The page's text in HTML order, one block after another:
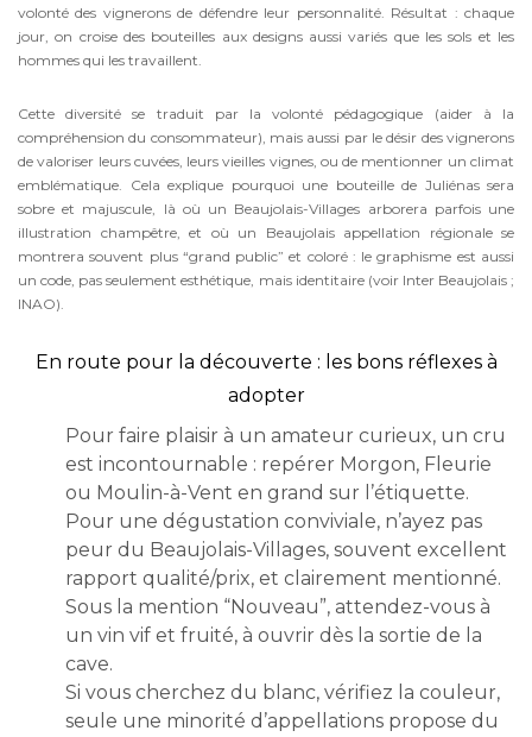
volonté des vignerons de défendre leur personnalité. Résultat : chaque
jour, on croise des bouteilles aux designs aussi variés que les sols et les
hommes qui les travaillent.
Cette diversité se traduit par la volonté pédagogique (aider à la
compréhension du consommateur), mais aussi par le désir des vignerons
de valoriser leurs cuvées, leurs vieilles vignes, ou de mentionner un climat
emblématique. Cela explique pourquoi une bouteille de Juliénas sera
sobre et majuscule, là où un Beaujolais-Villages arborera parfois une
illustration champêtre, et où un Beaujolais appellation régionale se
montrera souvent plus “grand public” et coloré : le graphisme est aussi
un code, pas seulement esthétique, mais identitaire (voir Inter Beaujolais ;
INAO).
En route pour la découverte : les bons réflexes à
adopter
Pour faire plaisir à un amateur curieux, un cru
est incontournable : repérer Morgon, Fleurie
ou Moulin-à-Vent en grand sur l’étiquette.
Pour une dégustation conviviale, n’ayez pas
peur du Beaujolais-Villages, souvent excellent
rapport qualité/prix, et clairement mentionné.
Sous la mention “Nouveau”, attendez-vous à
un vin vif et fruité, à ouvrir dès la sortie de la
cave.
Si vous cherchez du blanc, vérifiez la couleur,
seule une minorité d’appellations propose du